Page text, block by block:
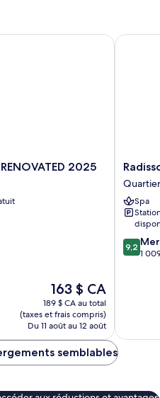
2025
Le
prix
est
de
163 $ CA
163 $ CA
189 $ CA au total
(taxes et frais compris)
Du 11 août au 12 août
2025
Blu
Hotel
Lietuva
Quartier
de
Vilnius
Spa
9.2
sur
9,2
1
semblables